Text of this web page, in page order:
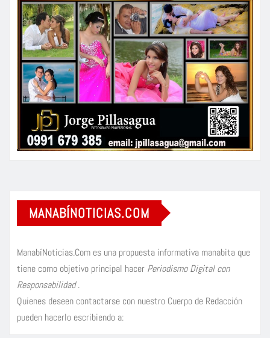
MANABÍNOTICIAS.COM
ManabíNoticias.Com es una propuesta informativa manabita que
tiene como objetivo principal hacer Periodismo Digital con
Responsabilidad.
Quienes deseen contactarse con nuestro Cuerpo de Redacción
pueden hacerlo escribiendo a: